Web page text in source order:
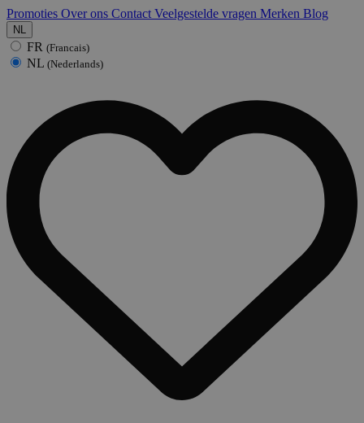
Promoties Over ons Contact Veelgestelde vragen Merken Blog
NL
FR (Francais)
NL (Nederlands)